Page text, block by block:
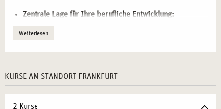
Zentrale Lage für Ihre berufliche Entwicklung:
Profitieren Sie von der optimalen Erreichbarkeit
unseres Standorts in Frankfurt, dem idealen
Ausgangspunkt für IhrSeminar Train the Trainer:
Tauchen Sie ein in eineinspirierende
Lernatmosphärein unseren modern ausgestatteten
Weiterlesen
KURSE AM STANDORT FRANKFURT
2 Kurse